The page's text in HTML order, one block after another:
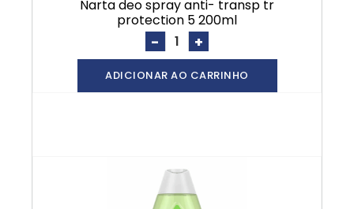
narta deo spray anti- transp tr
protection 5 200ml
- +
ADICIONAR AO CARRINHO